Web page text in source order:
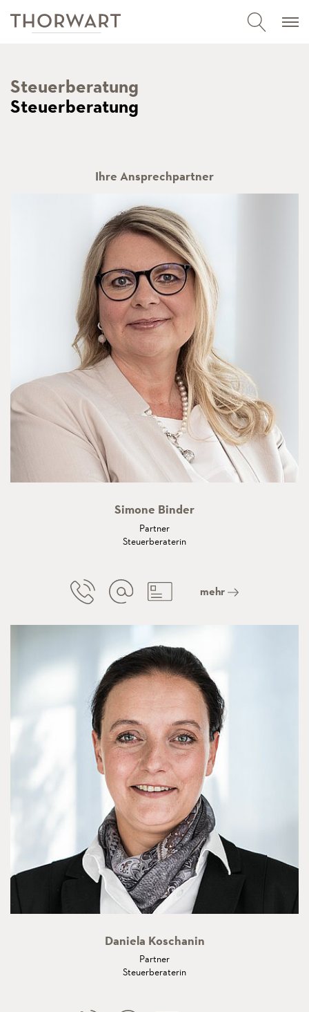
Steuerberatung
Steuerberatung
Ihre Ansprechpartner
Simone Binder
Partner
Steuerberaterin
mehr
Daniela Koschanin
Partner
Steuerberaterin